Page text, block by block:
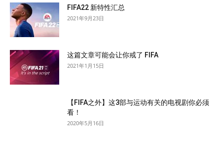
FIFA22 新特性汇总
2021年9月23日
这篇文章可能会让你戒了 FIFA
2021年1月15日
【FIFA之外】这3部与运动有关的电视剧你必须
看！
2020年5月16日